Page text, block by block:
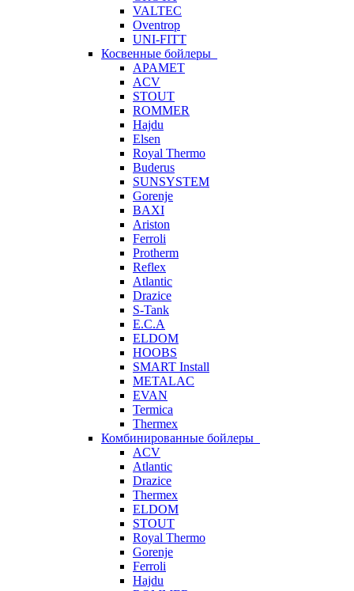
VALTEC
Oventrop
UNI-FITT
Косвенные бойлеры
APAMET
ACV
STOUT
ROMMER
Hajdu
Elsen
Royal Thermo
Buderus
SUNSYSTEM
Gorenje
BAXI
Ariston
Ferroli
Protherm
Reflex
Atlantic
Drazice
S-Tank
E.C.A
ELDOM
HOOBS
SMART Install
METALAC
EVAN
Termica
Thermex
Комбинированные бойлеры
ACV
Atlantic
Drazice
Thermex
ELDOM
STOUT
Royal Thermo
Gorenje
Ferroli
Hajdu